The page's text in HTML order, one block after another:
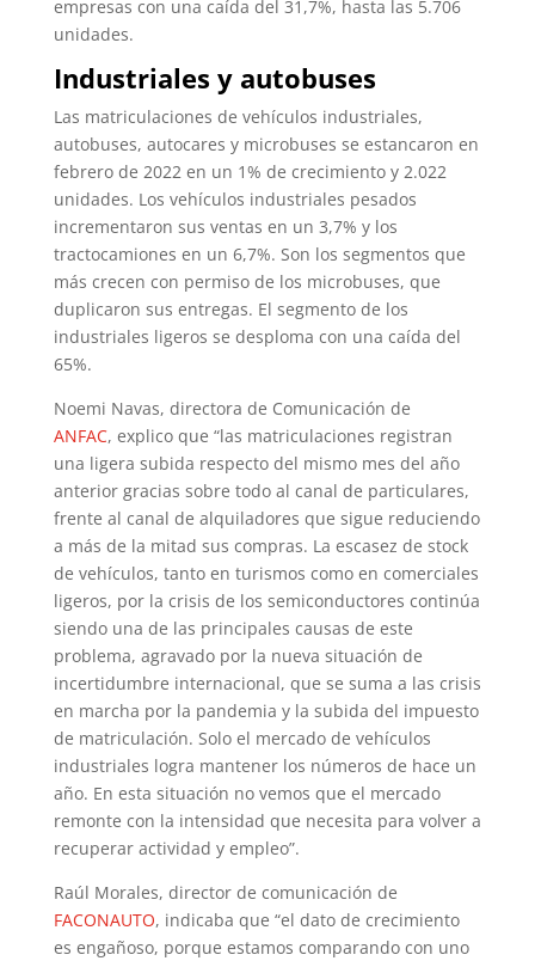
empresas con una caída del 31,7%, hasta las 5.706
unidades.
Industriales y autobuses
Las matriculaciones de vehículos industriales,
autobuses, autocares y microbuses se estancaron en
febrero de 2022 en un 1% de crecimiento y 2.022
unidades. Los vehículos industriales pesados
incrementaron sus ventas en un 3,7% y los
tractocamiones en un 6,7%. Son los segmentos que
más crecen con permiso de los microbuses, que
duplicaron sus entregas. El segmento de los
industriales ligeros se desploma con una caída del
65%.
Noemi Navas, directora de Comunicación de
ANFAC, explico que “las matriculaciones registran
una ligera subida respecto del mismo mes del año
anterior gracias sobre todo al canal de particulares,
frente al canal de alquiladores que sigue reduciendo
a más de la mitad sus compras. La escasez de stock
de vehículos, tanto en turismos como en comerciales
ligeros, por la crisis de los semiconductores continúa
siendo una de las principales causas de este
problema, agravado por la nueva situación de
incertidumbre internacional, que se suma a las crisis
en marcha por la pandemia y la subida del impuesto
de matriculación. Solo el mercado de vehículos
industriales logra mantener los números de hace un
año. En esta situación no vemos que el mercado
remonte con la intensidad que necesita para volver a
recuperar actividad y empleo”.
Raúl Morales, director de comunicación de
FACONAUTO, indicaba que “el dato de crecimiento
es engañoso, porque estamos comparando con uno